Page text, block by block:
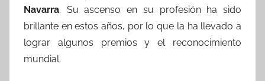
Navarra. Su ascenso en su profesión ha sido
brillante en estos años, por lo que la ha llevado a
lograr algunos premios y el reconocimiento
mundial.